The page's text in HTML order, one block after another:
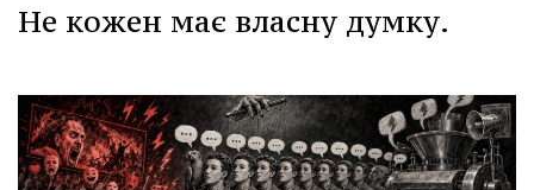
Не кожен має власну думку.